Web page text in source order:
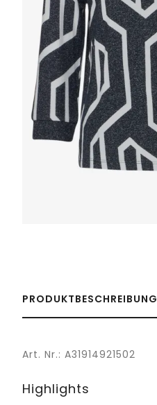
PRODUKTBESCHREIBUNG
Art. Nr.: A31914921502
Highlights